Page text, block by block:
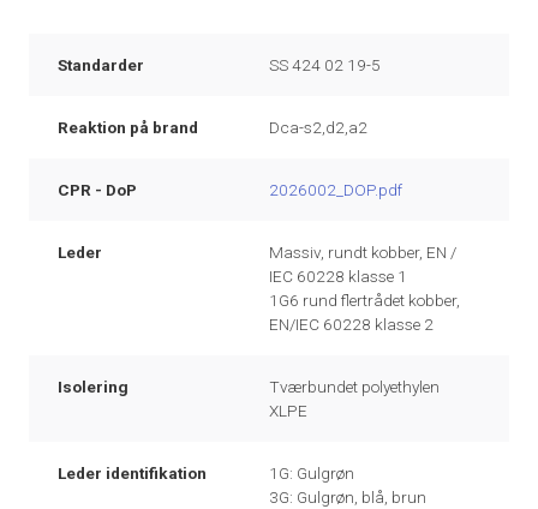
Standarder SS 424 02 19-5
Reaktion på brand Dca-s2,d2,a2
CPR - DoP 2026002_DOP.pdf
Leder
Massiv, rundt kobber, EN /
IEC 60228 klasse 1
1G6 rund flertrådet kobber,
EN/IEC 60228 klasse 2
Isolering
Tværbundet polyethylen
XLPE
Leder identifikation
1G: Gulgrøn
3G: Gulgrøn, blå, brun